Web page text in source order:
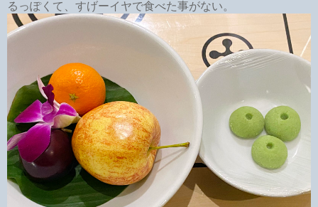
るっぽくて、すげーイヤで食べた事がない。